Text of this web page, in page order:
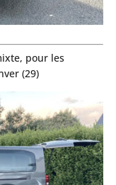
pour les
(29)